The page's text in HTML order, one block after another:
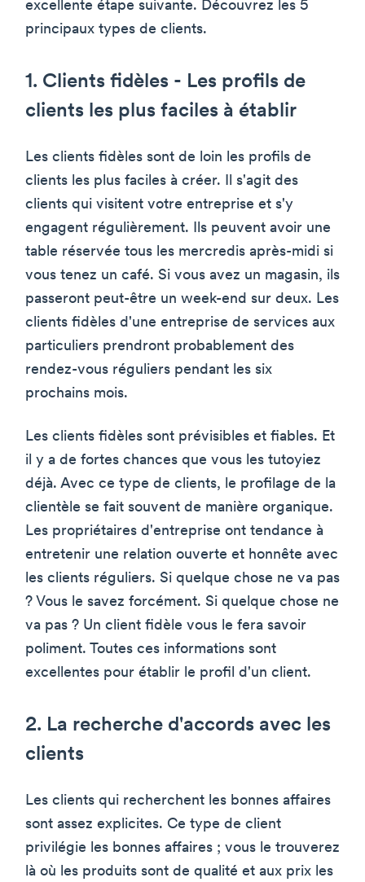
excellente étape suivante. Découvrez les 5
principaux types de clients.
1. Clients fidèles - Les profils de
clients les plus faciles à établir
Les clients fidèles sont de loin les profils de
clients les plus faciles à créer. Il s'agit des
clients qui visitent votre entreprise et s'y
engagent régulièrement. Ils peuvent avoir une
table réservée tous les mercredis après-midi si
vous tenez un café. Si vous avez un magasin, ils
passeront peut-être un week-end sur deux. Les
clients fidèles d'une entreprise de services aux
particuliers prendront probablement des
rendez-vous réguliers pendant les six
prochains mois.
Les clients fidèles sont prévisibles et fiables. Et
il y a de fortes chances que vous les tutoyiez
déjà. Avec ce type de clients, le profilage de la
clientèle se fait souvent de manière organique.
Les propriétaires d'entreprise ont tendance à
entretenir une relation ouverte et honnête avec
les clients réguliers. Si quelque chose ne va pas
? Vous le savez forcément. Si quelque chose ne
va pas ? Un client fidèle vous le fera savoir
poliment. Toutes ces informations sont
excellentes pour établir le profil d'un client.
2. La recherche d'accords avec les
clients
Les clients qui recherchent les bonnes affaires
sont assez explicites. Ce type de client
privilégie les bonnes affaires ; vous le trouverez
là où les produits sont de qualité et aux prix les